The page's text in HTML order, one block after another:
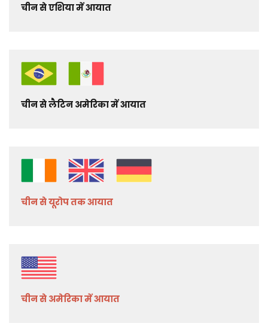
चीन से एशिया में आयात
चीन से लैटिन अमेरिका में आयात
चीन से यूरोप तक आयात
चीन से अमेरिका में आयात